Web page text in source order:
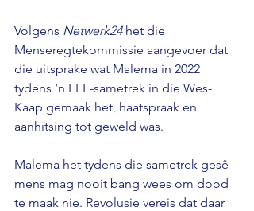
Volgens Netwerk24 het die
Menseregtekommissie aangevoer dat
die uitsprake wat Malema in 2022
tydens ‘n EFF-sametrek in die Wes-
Kaap gemaak het, haatspraak en
aanhitsing tot geweld was.
Malema het tydens die sametrek gesê
mens mag nooit bang wees om dood
te maak nie. Revolusie vereis dat daar